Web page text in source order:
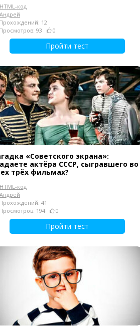
HTML-код
Андрей
Прохождений: 12
Просмотров: 93
0
Пройти тест
«Советского экрана»:
актёра СССР, сыгравшего во
трёх фильмах?
HTML-код
Андрей
Прохождений: 41
Просмотров: 194
0
Пройти тест